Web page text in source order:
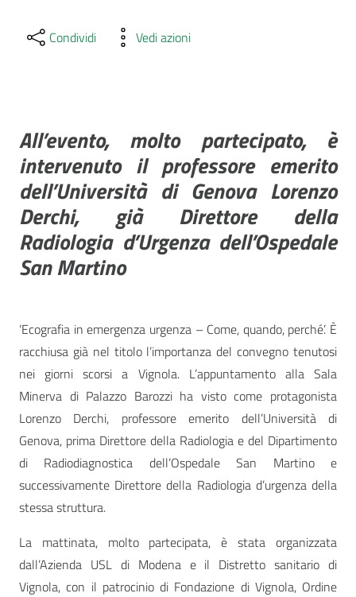
Condividi Vedi azioni
All’evento, molto partecipato, è
intervenuto il professore emerito
dell’Università di Genova Lorenzo
Derchi, già Direttore della
Radiologia d’Urgenza dell’Ospedale
San Martino
‘Ecografia in emergenza urgenza – Come, quando, perché’. È
racchiusa già nel titolo l’importanza del convegno tenutosi
nei giorni scorsi a Vignola. L’appuntamento alla Sala
Minerva di Palazzo Barozzi ha visto come protagonista
Lorenzo Derchi, professore emerito dell’Università di
Genova, prima Direttore della Radiologia e del Dipartimento
di Radiodiagnostica dell’Ospedale San Martino e
successivamente Direttore della Radiologia d’urgenza della
stessa struttura.
La mattinata, molto partecipata, è stata organizzata
dall’Azienda USL di Modena e il Distretto sanitario di
Vignola, con il patrocinio di Fondazione di Vignola, Ordine